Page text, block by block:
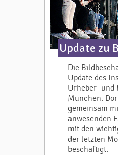
Update zu
Die
Update des
Urheber- und
München.
gemeinsam
anwesenden
mit den
der letzten
beschäftigt.